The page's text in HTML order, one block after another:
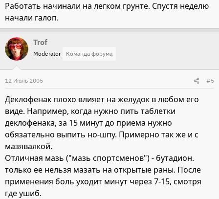
Работать начинали на легком грунте. Спустя неделю
начали галоп.
Trof
Moderator Команда форума
12 Июль 2005 #5
Деклофенак плохо влияет на желудок в любом его
виде. Например, когда нужно пить таблетки
деклофенака, за 15 минут до приема нужно
обязательно выпить но-шпу. Примерно так же и с
мазявалкой.
Отличная мазь ("мазь спортсменов") - бутадион.
только ее нельзя мазать на открытые раны. После
применения боль уходит минут через 7-15, смотря
где ушиб.